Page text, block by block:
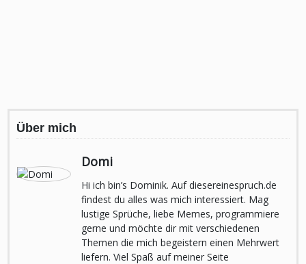
Über mich
Domi
Hi ich bin’s Dominik. Auf diesereinespruch.de
findest du alles was mich interessiert. Mag
lustige Sprüche, liebe Memes, programmiere
gerne und möchte dir mit verschiedenen
Themen die mich begeistern einen Mehrwert
liefern. Viel Spaß auf meiner Seite